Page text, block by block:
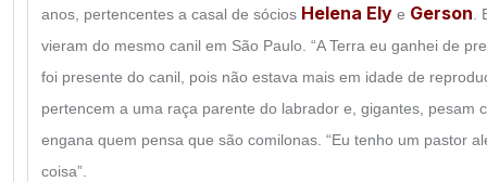
anos, pertencentes a casal de sócios Helena Ely e Gerson
vieram do mesmo canil em São Paulo. “A Terra eu ganhei de
foi presente do canil, pois não estava mais em idade de
pertencem a uma raça parente do labrador e, gigantes, pesam
engana quem pensa que são comilonas. “Eu tenho um pastor
coisa”.